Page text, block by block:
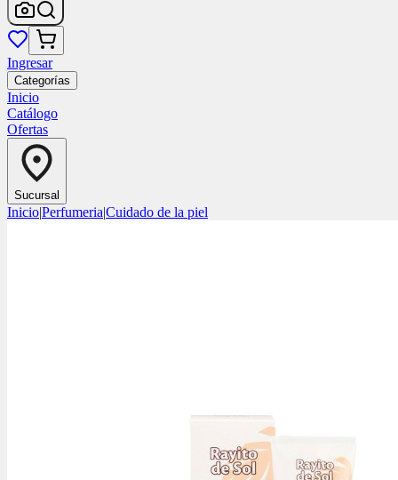
Ingresar
Categorías
Inicio
Catálogo
Ofertas
Sucursal
Inicio|Perfumeria|Cuidado de la piel